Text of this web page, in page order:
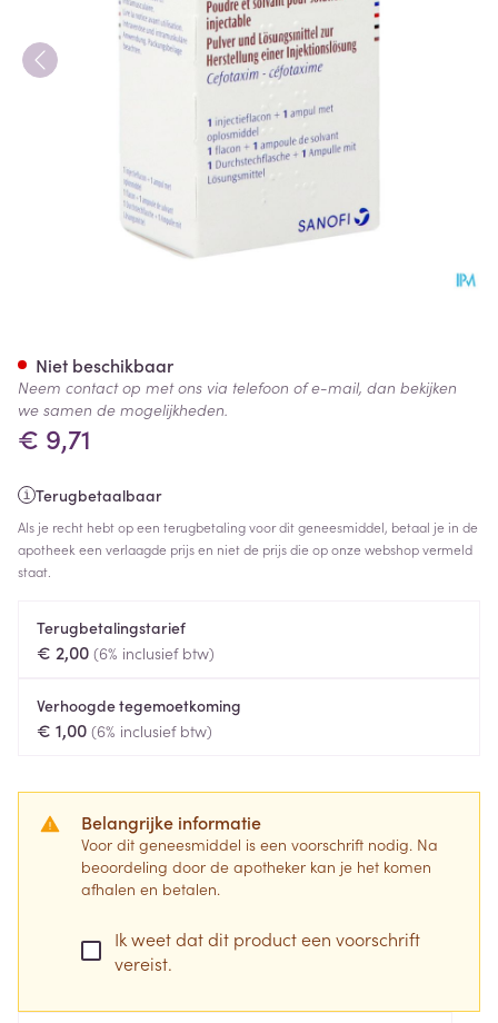
€ 9,71
Terugbetaalbaar
Als je recht hebt op een terugbetaling voor dit geneesmiddel, betaal je in de
apotheek een verlaagde prijs en niet de prijs die op onze webshop vermeld
staat.
Terugbetalingstarief
€ 2,00 (6% inclusief btw)
Verhoogde tegemoetkoming
€ 1,00 (6% inclusief btw)
Belangrijke informatie
Voor dit geneesmiddel is een voorschrift nodig. Na
beoordeling door de apotheker kan je het komen
afhalen en betalen.
Ik weet dat dit product een voorschrift
vereist.
Niet beschikbaar
Neem contact op met ons via telefoon of e-mail, dan bekijken
we samen de mogelijkheden.